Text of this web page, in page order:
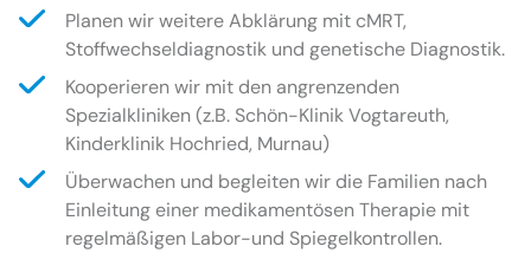
Planen wir weitere Abklärung mit cMRT,
Stoffwechseldiagnostik und genetische Diagnostik.
Kooperieren wir mit den angrenzenden
Spezialkliniken (z.B. Schön-Klinik Vogtareuth,
Kinderklinik Hochried, Murnau)
Überwachen und begleiten wir die Familien nach
Einleitung einer medikamentösen Therapie mit
regelmäßigen Labor-und Spiegelkontrollen.